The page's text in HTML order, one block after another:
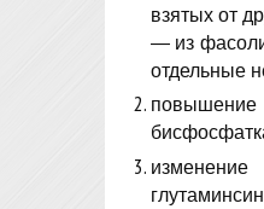
взятых от
— из
отдельные